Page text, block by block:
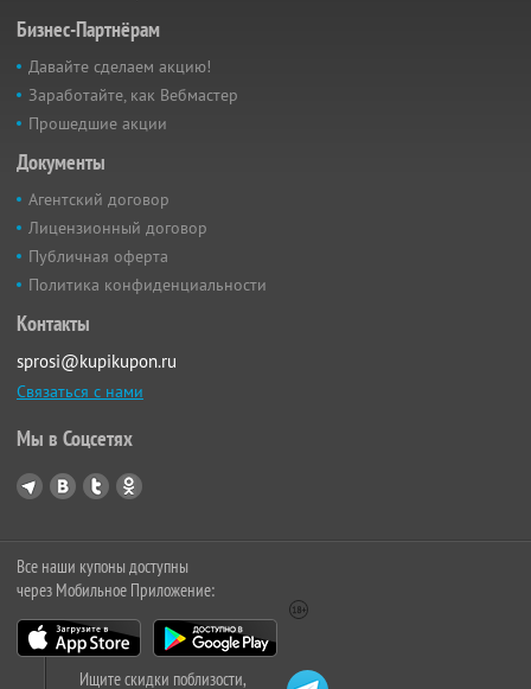
Бизнес-Партнёрам
Давайте сделаем акцию!
Заработайте, как Вебмастер
Прошедшие акции
Документы
Агентский договор
Лицензионный договор
Публичная оферта
Политика конфиденциальности
Контакты
sprosi@kupikupon.ru
Связаться с нами
Мы в Соцсетях
Все наши купоны доступны
через Мобильное Приложение:
Ищите скидки поблизости,